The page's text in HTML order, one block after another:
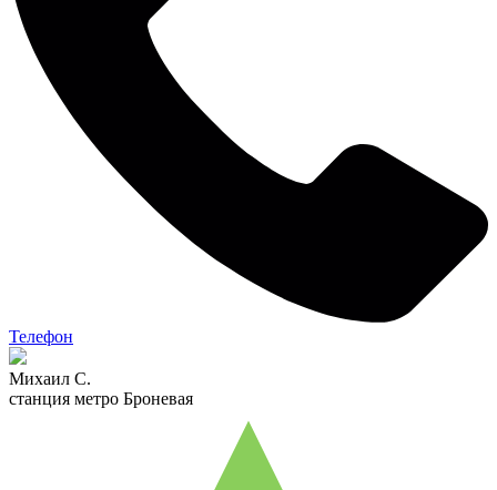
Телефон
Михаил С.
станция метро Броневая